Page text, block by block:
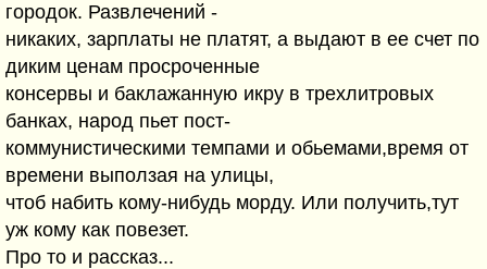
городок. Развлечений -
никаких, зарплаты не платят, а выдают в ее счет по
диким ценам просроченные
консервы и баклажанную икру в трехлитровых
банках, народ пьет пост-
коммунистическими темпами и обьемами,время от
времени выползая на улицы,
чтоб набить кому-нибудь морду. Или получить,тут
уж кому как повезет.
Про то и рассказ...